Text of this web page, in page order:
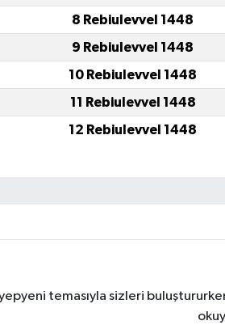
8 Rebiulevvel 1448
9 Rebiulevvel 1448
10 Rebiulevvel 1448
11 Rebiulevvel 1448
12 Rebiulevvel 1448
temasıyla sizleri